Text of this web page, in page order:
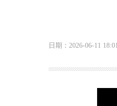
日期：2026-06-11 18:01